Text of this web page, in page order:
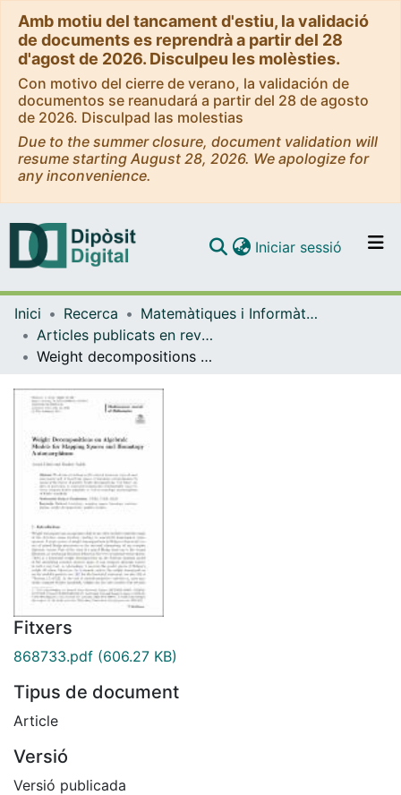
Amb motiu del tancament d'estiu, la validació
de documents es reprendrà a partir del 28
d'agost de 2026. Disculpeu les molèsties.
Con motivo del cierre de verano, la validación de
documentos se reanudará a partir del 28 de agosto
de 2026. Disculpad las molestias
Due to the summer closure, document validation will
resume starting August 28, 2026. We apologize for
any inconvenience.
Navega per tot el DD
Iniciar sessió (current)
Inici Recerca
Matemàtiques i Informàtica
Articles publicats en revistes (Matemàtiques i Informàtica)
Weight decompositions on algebraic models for mapping spaces and homotopy automorphisms
Fitxers
868733.pdf (606.27 KB)
Tipus de document
Article
Versió
Versió publicada